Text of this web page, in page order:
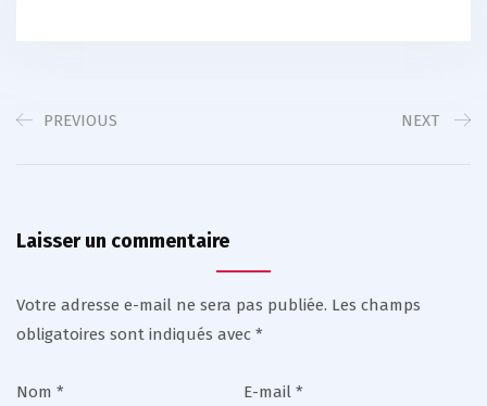
PREVIOUS NEXT
Laisser un commentaire
Votre adresse e-mail ne sera pas publiée. Les champs
obligatoires sont indiqués avec *
Nom * E-mail *